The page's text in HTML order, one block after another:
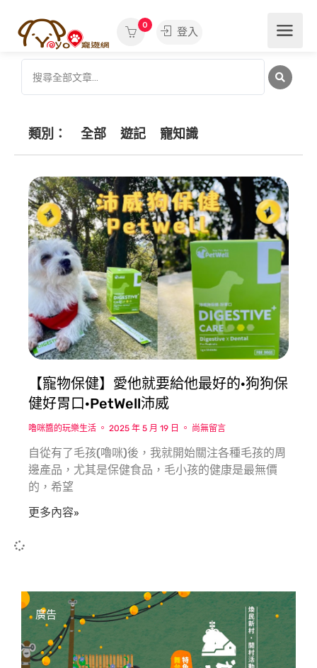
0
登入
類別： 全部 遊記 寵知識
【寵物保健】愛他就要給他最好的·狗狗保
健好胃口·PetWell沛威
嚕咪醬的玩樂生活 2025 年 5 月 19 日 尚無留言
自從有了毛孩(嚕咪)後，我就開始關注各種毛孩的周
邊產品，尤其是保健食品，毛小孩的健康是最無價
的，希望
更多內容»
廣告